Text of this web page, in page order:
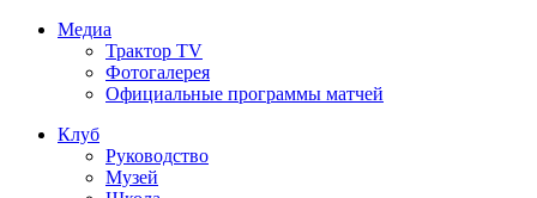
Медиа
Трактор TV
Фотогалерея
Официальные программы матчей
Клуб
Руководство
Музей